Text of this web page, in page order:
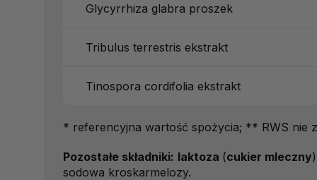
Glycyrrhiza glabra proszek
Tribulus terrestris ekstrakt
Tinospora cordifolia ekstrakt
* referencyjna wartość spożycia; ** RWS nie
Pozostałe składniki: laktoza (cukier mleczny
sodowa kroskarmelozy.